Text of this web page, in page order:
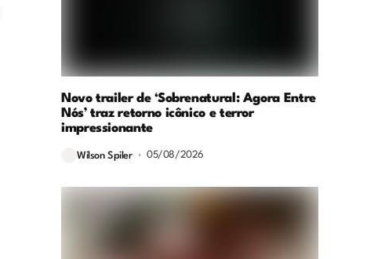
Novo trailer de ‘Sobrenatural: Agora Entre
Nós’ traz retorno icônico e terror
impressionante
Wilson Spiler 05/08/2026